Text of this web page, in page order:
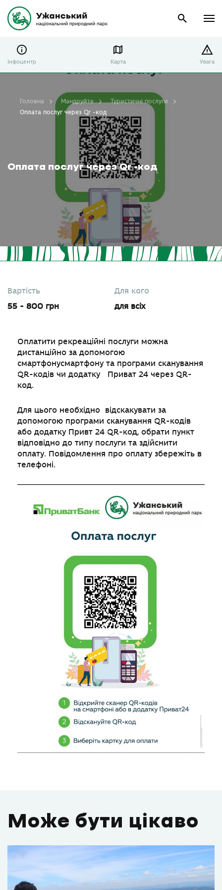
Інфоцентр Карта Увага
Оплата послуг через Qr -код
Головна Мандруйте
Туристичні послуги
Оплата послуг через Qr -код
Вартість
55 - 800 грн
Для кого
для всіх
Оплатити рекреаційні послуги можна
дистанційно за допомогою
смартфонусмартфону та програми сканування
QR-кодів чи додатку Приват 24 через QR-
код.
Для цього необхідно відскакувати за
допомогою програми сканування QR-кодів
або додатку Привт 24 QR-код, обрати пункт
відповідно до типу послуги та здійснити
оплату. Повідомлення про оплату збережіть в
телефоні.
Може бути цікаво